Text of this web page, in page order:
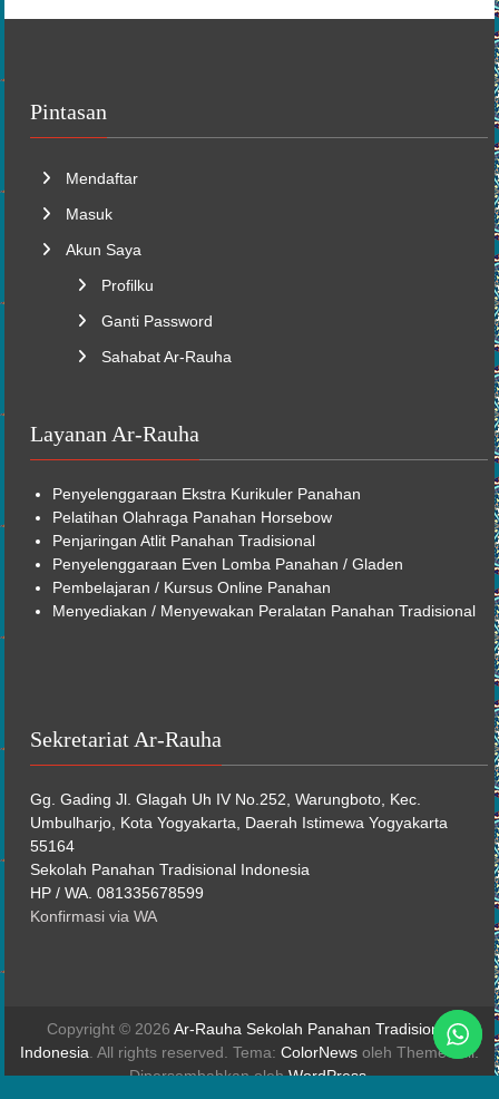
Pintasan
Mendaftar
Masuk
Akun Saya
Profilku
Ganti Password
Sahabat Ar-Rauha
Layanan Ar-Rauha
Penyelenggaraan Ekstra Kurikuler Panahan
Pelatihan Olahraga Panahan Horsebow
Penjaringan Atlit Panahan Tradisional
Penyelenggaraan Even Lomba Panahan / Gladen
Pembelajaran / Kursus Online Panahan
Menyediakan / Menyewakan Peralatan Panahan Tradisional
Sekretariat Ar-Rauha
Gg. Gading Jl. Glagah Uh IV No.252, Warungboto, Kec.
Umbulharjo, Kota Yogyakarta, Daerah Istimewa Yogyakarta
55164
Sekolah Panahan Tradisional Indonesia
HP / WA. 081335678599
Konfirmasi via WA
Copyright © 2026 Ar-Rauha Sekolah Panahan Tradisional
Indonesia . All rights reserved. Tema: ColorNews oleh ThemeGrill.
Dipersembahkan olehWordPress.